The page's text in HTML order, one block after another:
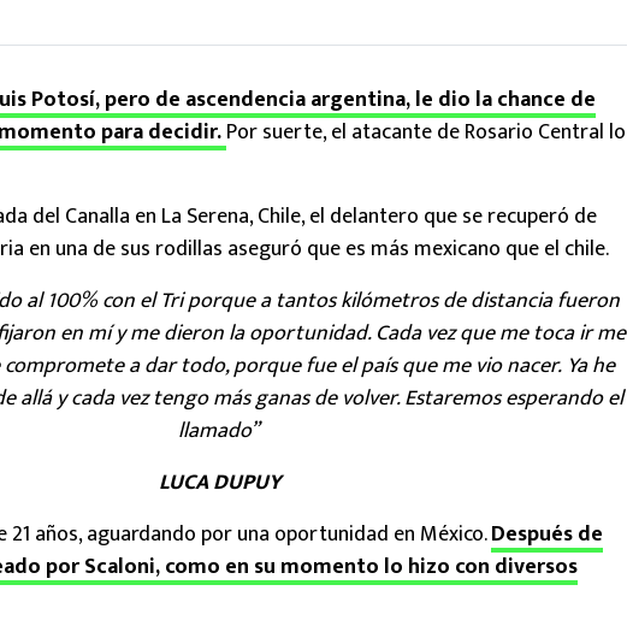
Potosí, pero de ascendencia argentina, le dio la chance de
para decidir.Por suerte, el atacante de Rosario Central lo
del Canalla en La Serena, Chile, el delantero que se recuperó de
en una de sus rodillas aseguró que es más mexicano que el chile.
al 100% con el Tri porque a tantos kilómetros de distancia fueron
en mí y me dieron la oportunidad. Cada vez que me toca ir me
a dar todo, porque fue el país que me vio nacer. Ya he
allá y cada vez tengo más ganas de volver. Estaremos esperando el
llamado”
LUCA DUPUY
21 años, aguardando por una oportunidad en México.Después de
por Scaloni, como en su momento lo hizo con diversos